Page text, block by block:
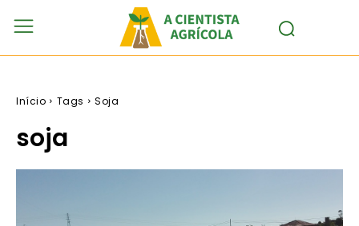
Início Tags Soja
soja